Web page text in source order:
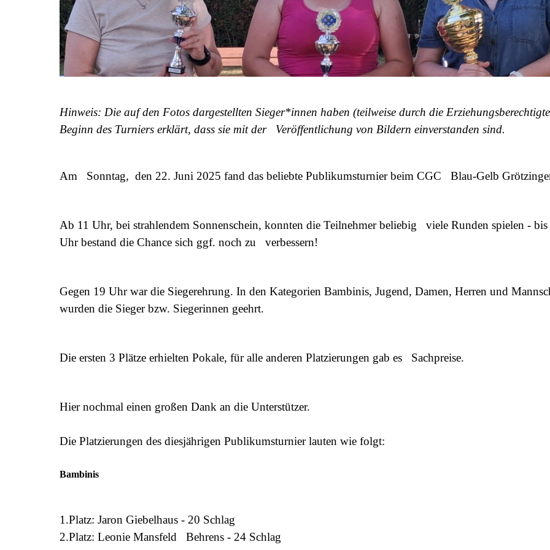
Hinweis: Die auf den Fotos dargestellten Sieger*innen haben (teilweise durch die
Beginn des Turniers erklärt, dass sie mit der Veröffentlichung von Bildern einverstanden sind.
Am Sonntag, den 22. Juni 2025 fand das beliebte Publikumsturnier beim CGC Blau-Gelb
Ab 11 Uhr, bei strahlendem Sonnenschein, konnten die Teilnehmer beliebig viele Runden spielen -
Uhr bestand die Chance sich ggf. noch zu verbessern!
Gegen 19 Uhr war die Siegerehrung. In den Kategorien Bambinis, Jugend, Damen, Herren und
wurden die Sieger bzw. Siegerinnen geehrt.
Die ersten 3 Plätze erhielten Pokale, für alle anderen Platzierungen gab es Sachpreise.
Hier nochmal einen großen Dank an die Unterstützer.
Die Platzierungen des diesjährigen Publikumsturnier lauten wie folgt:
Bambinis
1.Platz: Jaron Giebelhaus - 20 Schlag
2.Platz: Leonie Mansfeld Behrens - 24 Schlag